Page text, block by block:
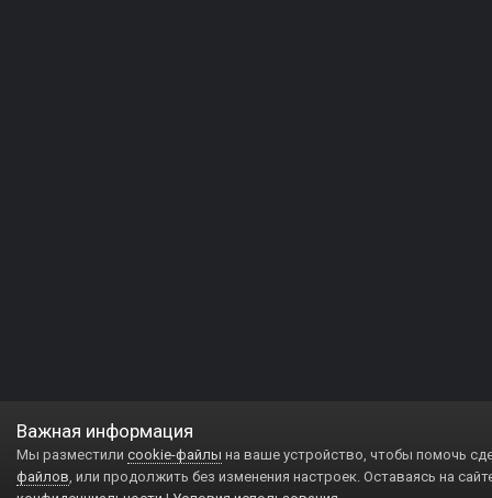
Важная информация
Мы разместили cookie-файлы на ваше устройство, чтобы помочь
файлов, или продолжить без изменения настроек. Оставаясь на